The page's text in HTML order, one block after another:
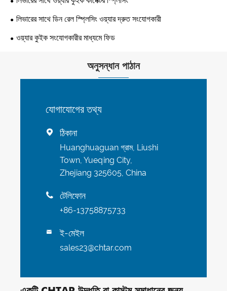
লিভারের সাথে ডিন রেল স্প্লিসিং ওয়্যার দ্রুত সংযোগকারী
ওয়্যার কুইক সংযোগকারীর মাধ্যমে ফিড
অনুসন্ধান পাঠান
যোগাযোগের তথ্য
 ঠিকানা
Huanghuaguan গ্রাম, Liushi
Town, Yueqing City,
Zhejiang 325605, China
 টেলিফোন
+86-13758875733
 ই-মেইল
sales23@chtar.com